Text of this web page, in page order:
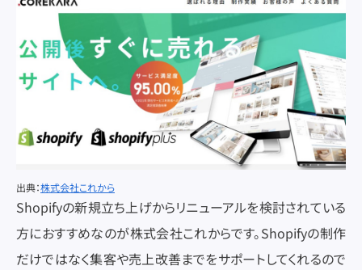
出典：株式会社これから
Shopifyの新規立ち上げからリニューアルを検討されている
方におすすめなのが株式会社これからです。Shopifyの制作
だけではなく集客や売上改善までをサポートしてくれるので